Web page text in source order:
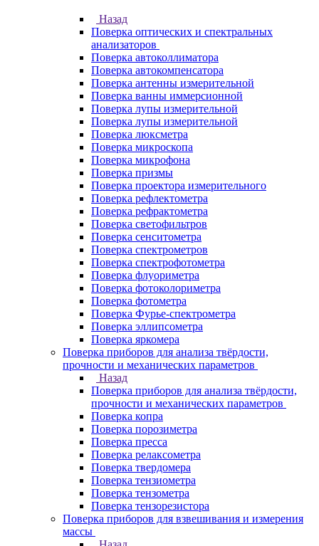
Назад
Поверка оптических и спектральных
анализаторов
Поверка автоколлиматора
Поверка автокомпенсатора
Поверка антенны измерительной
Поверка ванны иммерсионной
Поверка лупы измерительной
Поверка лупы измерительной
Поверка люксметра
Поверка микроскопа
Поверка микрофона
Поверка призмы
Поверка проектора измерительного
Поверка рефлектометра
Поверка рефрактометра
Поверка светофильтров
Поверка сенситометра
Поверка спектрометров
Поверка спектрофотометра
Поверка флуориметра
Поверка фотоколориметра
Поверка фотометра
Поверка Фурье-спектрометра
Поверка эллипсометра
Поверка яркомера
Поверка приборов для анализа твёрдости,
прочности и механических параметров
Назад
Поверка приборов для анализа твёрдости,
прочности и механических параметров
Поверка копра
Поверка порозиметра
Поверка пресса
Поверка релаксометра
Поверка твердомера
Поверка тензиометра
Поверка тензометра
Поверка тензорезистора
Поверка приборов для взвешивания и измерения
массы